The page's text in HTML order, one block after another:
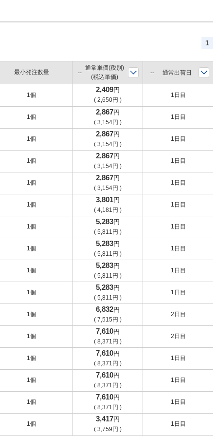
1
最小発注数量
1個
1個
1個
1個
1個
1個
1個
1個
1個
1個
1個
1個
1個
1個
1個
1個
通常単価(税別)
(税込単価)
通常出荷日
2,409円
( 2,650円 )
1日目
2,867円
( 3,154円 )
1日目
2,867円
( 3,154円 )
1日目
2,867円
( 3,154円 )
1日目
2,867円
( 3,154円 )
1日目
3,801円
( 4,181 円 )
1日目
5,283円
( 5,811 円 )
1日目
5,283円
( 5,811 円 )
1日目
5,283円
( 5,811 円 )
1日目
5,283円
( 5,811 円 )
1日目
6,832円
( 7,515 円 )
2日目
7,610円
( 8,371 円 )
2日目
7,610円
( 8,371 円 )
1日目
7,610円
( 8,371 円 )
1日目
7,610円
( 8,371 円 )
1日目
3,417円
( 3,759 円 )
1日目